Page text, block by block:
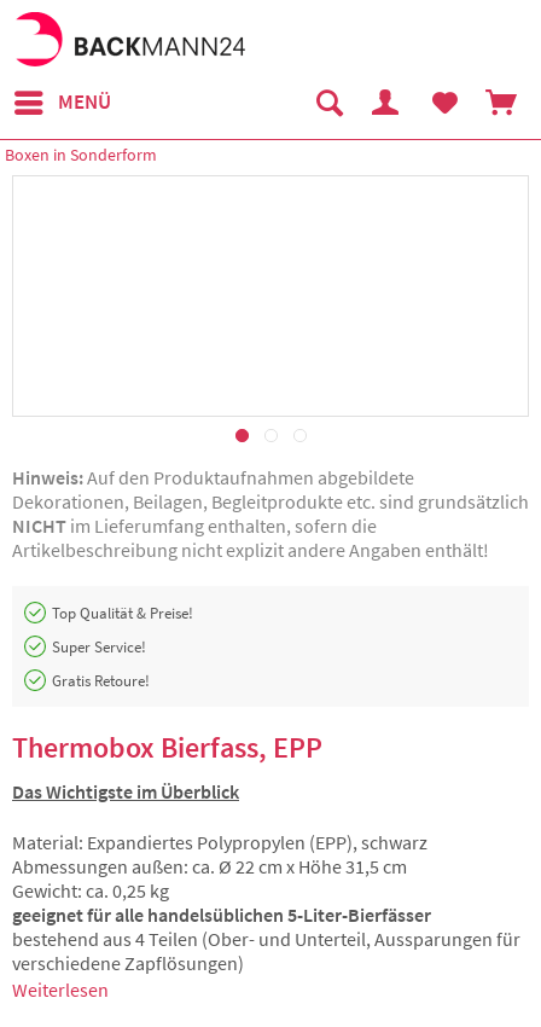
MENÜ
Boxen in Sonderform
Hinweis:Auf den Produktaufnahmen abgebildete
Dekorationen, Beilagen, Begleitprodukte etc. sind grundsätzlich
NICHT im Lieferumfang enthalten, sofern die
Artikelbeschreibung nicht explizit andere Angaben enthält!
Top Qualität & Preise!
Super Service!
Gratis Retoure!
Thermobox Bierfass, EPP
Das Wichtigste im Überblick
Material: Expandiertes Polypropylen (EPP), schwarz
Abmessungen außen: ca. Ø 22 cm x Höhe 31,5 cm
Gewicht: ca. 0,25 kg
geeignet für alle handelsüblichen 5-Liter-Bierfässer
bestehend aus 4 Teilen (Ober- und Unterteil, Aussparungen für
verschiedene Zapflösungen)
Weiterlesen